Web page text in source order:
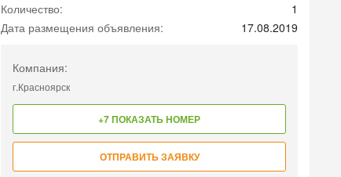
Количество:
1
Дата размещения объявления:
17.08.2019
Компания:
г.Красноярск
+7 ПОКАЗАТЬ НОМЕР
ОТПРАВИТЬ ЗАЯВКУ